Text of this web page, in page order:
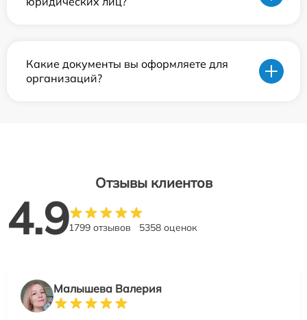
Какие документы вы оформляете для
организаций?
Отзывы клиентов
4.91799 отзывов 5358 оценок
Малышева Валерия